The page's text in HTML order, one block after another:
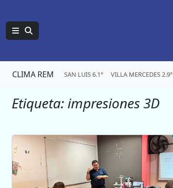
CLIMA REM SAN LUIS 6.1° VILLA MERCEDES 2.9°
Etiqueta:impresiones 3D